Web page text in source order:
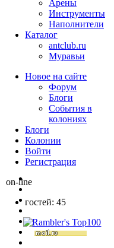
Арены
Инструменты
Наполнители
Каталог
antclub.ru
Муравьи
Новое на сайте
Форум
Блоги
События в
колониях
Блоги
Колонии
Войти
Peгиcтpaция
on-line
гостей: 45